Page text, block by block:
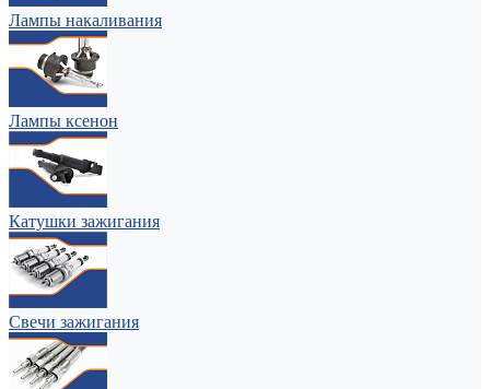
Лампы накаливания
Лампы ксенон
Катушки зажигания
Свечи зажигания